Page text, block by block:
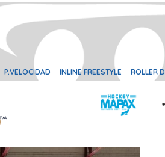
P.VELOCIDAD INLINE FREESTYLE ROLLER